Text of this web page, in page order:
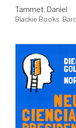
Tammet, Daniel
Blackie Books.